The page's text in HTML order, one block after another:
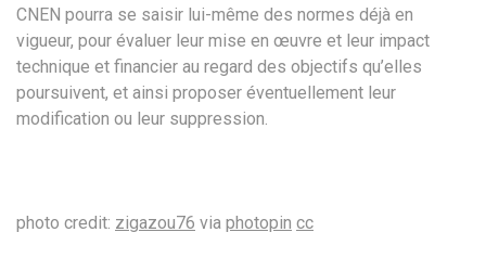
CNEN pourra se saisir lui-même des normes déjà en
vigueur, pour évaluer leur mise en œuvre et leur impact
technique et financier au regard des objectifs qu’elles
poursuivent, et ainsi proposer éventuellement leur
modification ou leur suppression.
photo credit: zigazou76 via photopin cc